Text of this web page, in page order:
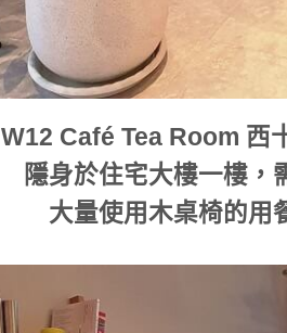
W12 Café Tea Room 西
隱身於住宅大樓一樓，
大量使用木桌椅的用